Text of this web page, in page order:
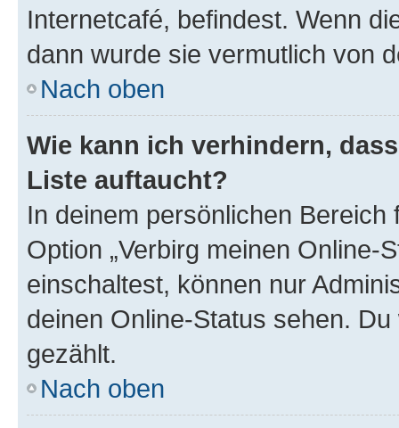
Internetcafé, befindest. Wenn
dann wurde sie vermutlich von
Nach oben
Wie kann ich verhindern,
Liste auftaucht?
In deinem persönlichen
Option „Verbirg meinen Online-
einschaltest, können nur
deinen Online-Status sehen.
gezählt.
Nach oben